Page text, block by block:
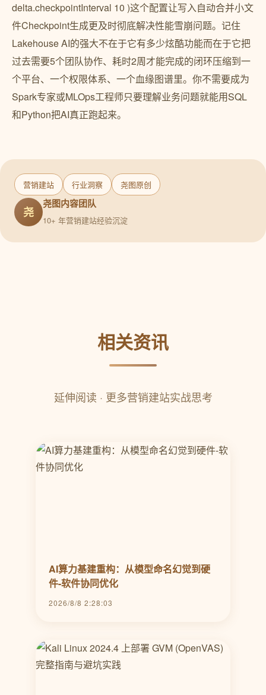
营销建站 行业洞察 尧图原创
尧
尧图内容团队
10+ 年营销建站经验沉淀
相关资讯
延伸阅读 · 更多营销建站实战思考
AI算力基建重构：从模型命名幻觉到硬
件-软件协同优化
2026/8/8 2:28:03